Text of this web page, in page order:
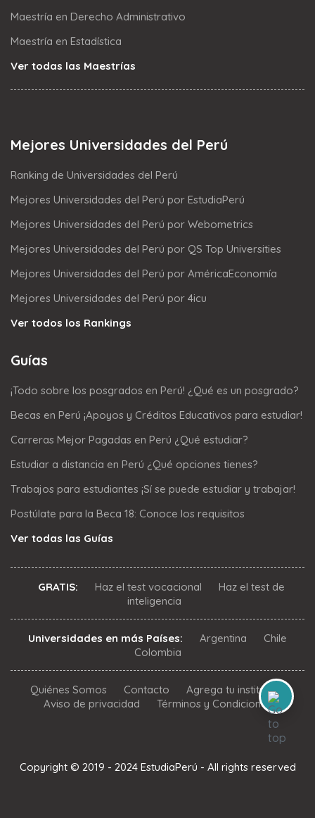
Maestría en Derecho Administrativo
Maestría en Estadística
Ver todas las Maestrías
Mejores Universidades del Perú
Ranking de Universidades del Perú
Mejores Universidades del Perú por EstudiaPerú
Mejores Universidades del Perú por Webometrics
Mejores Universidades del Perú por QS Top Universities
Mejores Universidades del Perú por AméricaEconomía
Mejores Universidades del Perú por 4icu
Ver todos los Rankings
Guías
¡Todo sobre los posgrados en Perú! ¿Qué es un posgrado?
Becas en Perú ¡Apoyos y Créditos Educativos para estudiar!
Carreras Mejor Pagadas en Perú ¿Qué estudiar?
Estudiar a distancia en Perú ¿Qué opciones tienes?
Trabajos para estudiantes ¡Sí se puede estudiar y trabajar!
Postúlate para la Beca 18: Conoce los requisitos
Ver todas las Guías
GRATIS: Haz el test vocacional
Haz el test de
inteligencia
Universidades en más Países: Argentina
Chile
Colombia
Quiénes Somos Contacto
Agrega tu institución
Aviso de privacidad
Términos y Condiciones
Copyright © 2019 - 2024 EstudiaPerú - All rights reserved